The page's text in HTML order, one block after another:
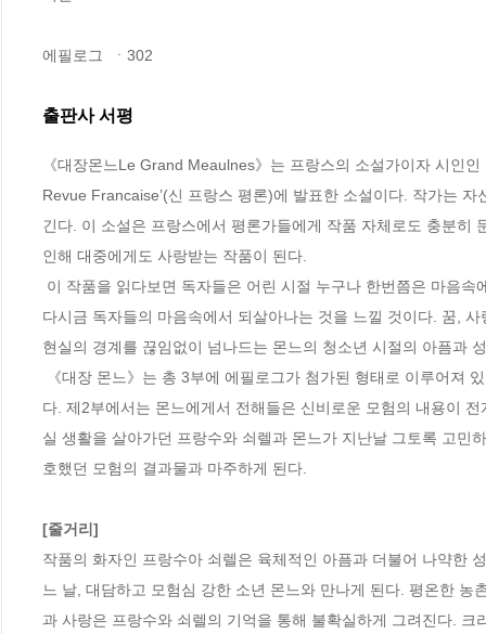
에필로그  ㆍ302
출판사 서평
《대장몬느Le Grand Meaulnes》는 프랑스의 소설가이자 시인
Revue Francaise’(신 프랑스 평론)에 발표한 소설이다. 작가는
긴다. 이 소설은 프랑스에서 평론가들에게 작품 자체로도 충분히
인해 대중에게도 사랑받는 작품이 된다.
다시금 독자들의 마음속에서 되살아나는 것을 느낄 것이다. 꿈,
현실의 경계를 끊임없이 넘나드는 몬느의 청소년 시절의 아픔과
다. 제2부에서는 몬느에게서 전해들은 신비로운 모험의 내용이
실 생활을 살아가던 프랑수와 쇠렐과 몬느가 지난날 그토록 고민
호했던 모험의 결과물과 마주하게 된다.
[줄거리]
작품의 화자인 프랑수아 쇠렐은 육체적인 아픔과 더불어 나약한
느 날, 대담하고 모험심 강한 소년 몬느와 만나게 된다. 평온한
과 사랑은 프랑수와 쇠렐의 기억을 통해 불확실하게 그려진다.